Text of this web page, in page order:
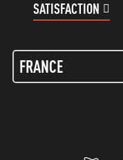
SATISFACTION